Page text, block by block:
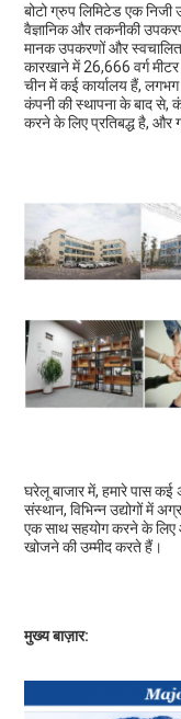
बोटो ग्रुप लिमिटेड एक
वैज्ञानिक और तकनीकी
मानक उपकरणों और
कारखाने में 26,666 वर्ग
चीन में कई कार्यालय हैं,
कंपनी की स्थापना के बाद से,
करने के लिए प्रतिबद्ध है, और
घरेलू बाजार में, हमारे पास
संस्थान, विभिन्न उद्योगों में
एक साथ सहयोग करने के लिए
खोजने की उम्मीद करते हैं।
मुख्य बाज़ार: